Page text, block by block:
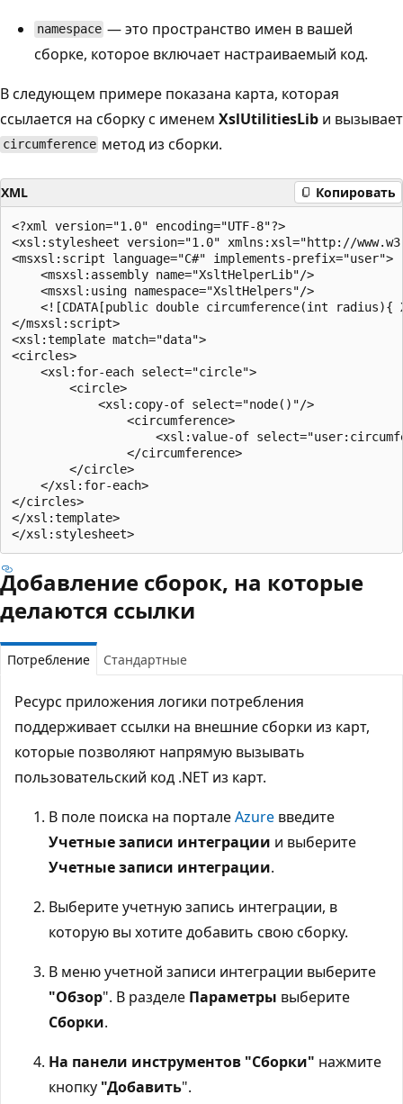
namespace — это пространство имен в вашей
сборке, которое включает настраиваемый код.
В следующем примере показана карта, которая
ссылается на сборку с именем XslUtilitiesLib и вызывает
circumference метод из сборки.
XML Копировать
<?xml version="1.0" encoding="UTF-8"?>
<xsl:stylesheet version="1.0" xmlns:xsl="http://
<msxsl:script language="C#" implements-prefix="user">
    <msxsl:assembly name="XsltHelperLib"/>
    <msxsl:using namespace="XsltHelpers"/>
<![CDATA[public double circumference(int
</msxsl:script>
<xsl:template match="data">
<circles>
    <xsl:for-each select="circle">
        <circle>
            <xsl:copy-of select="node()"/>
                <circumference>
<xsl:value-of
                </circumference>
        </circle>
    </xsl:for-each>
</circles>
</xsl:template>
Добавление сборок, на которые
делаются ссылки
Потребление Стандартные
Ресурс приложения логики потребления
поддерживает ссылки на внешние сборки из карт,
которые позволяют напрямую вызывать
пользовательский код .NET из карт.
В поле поиска на порталеAzure введите
Учетные записи интеграции и выберите
Учетные записи интеграции.
Выберите учетную запись интеграции, в
которую вы хотите добавить свою сборку.
В меню учетной записи интеграции выберите
"Обзор". В разделе Параметры выберите
Сборки.
На панели инструментов "Сборки" нажмите
кнопку "Добавить".